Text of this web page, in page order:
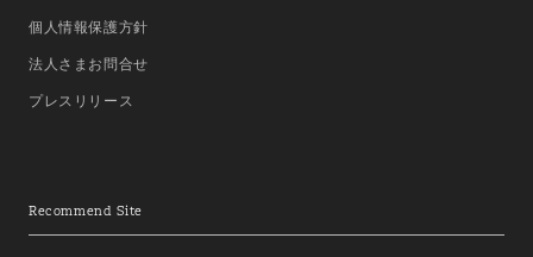
個人情報保護方針
法人さまお問合せ
プレスリリース
Recommend Site